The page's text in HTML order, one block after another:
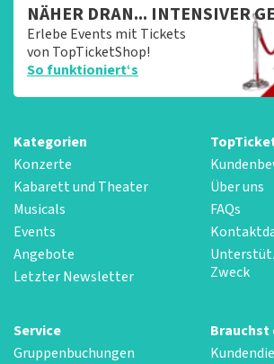
NÄHER DRAN... INTENSIVER
Erlebe Events mit Tickets
von TopTicketShop!
So funktioniert‘s
Kategorien
Konzerte
Kabarett und Theater
Musicals
Events
Angebote
Letzter Newsletter
Über uns
FAQs
Zweck
Service
Gruppenbuchungen
Brauchst